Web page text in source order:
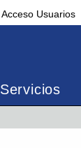
Acceso Usuarios
Servicios